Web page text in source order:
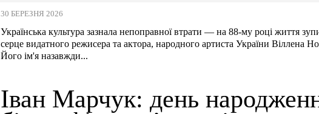
30 БЕРЕЗНЯ 2026
Українська культура зазнала непоправної втрати — на 88-му році життя
серце видатного режисера та актора, народного артиста України Віллена
Його ім'я назавжди...
Іван Марчук: день